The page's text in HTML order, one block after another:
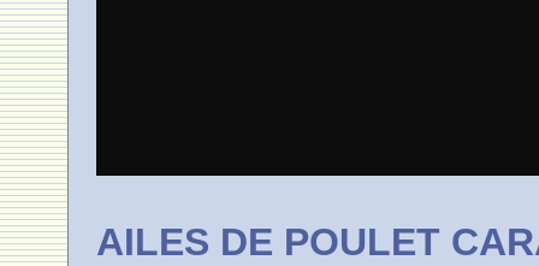
AILES DE POULET